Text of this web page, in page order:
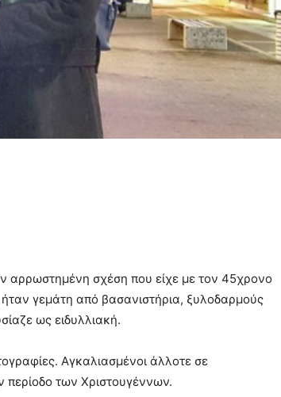
αρρωστημένη σχέση που είχε με τον 45χρονο
γεμάτη από βασανιστήρια, ξυλοδαρμούς
ως ειδυλλιακή.
Αγκαλιασμένοι άλλοτε σε
περίοδο των Χριστουγέννων.